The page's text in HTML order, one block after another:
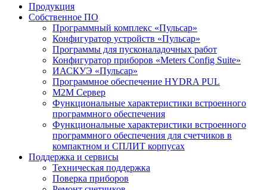
Продукция
Собственное ПО
Программный комплекс «Пульсар»
Конфигуратор устройств «Пульсар»
Программы для пусконаладочных работ
Конфигуратор приборов «Meters Config Suite»
ИАСКУЭ «Пульсар»
Программное обеспечение HYDRA PUL
M2M Сервер
Функциональные характеристики встроенного
программного обеспечения
Функциональные характеристики встроенного
программного обеспечения для счетчиков в
компактном и СПЛИТ корпусах
Поддержка и сервисы
Техническая поддержка
Поверка приборов